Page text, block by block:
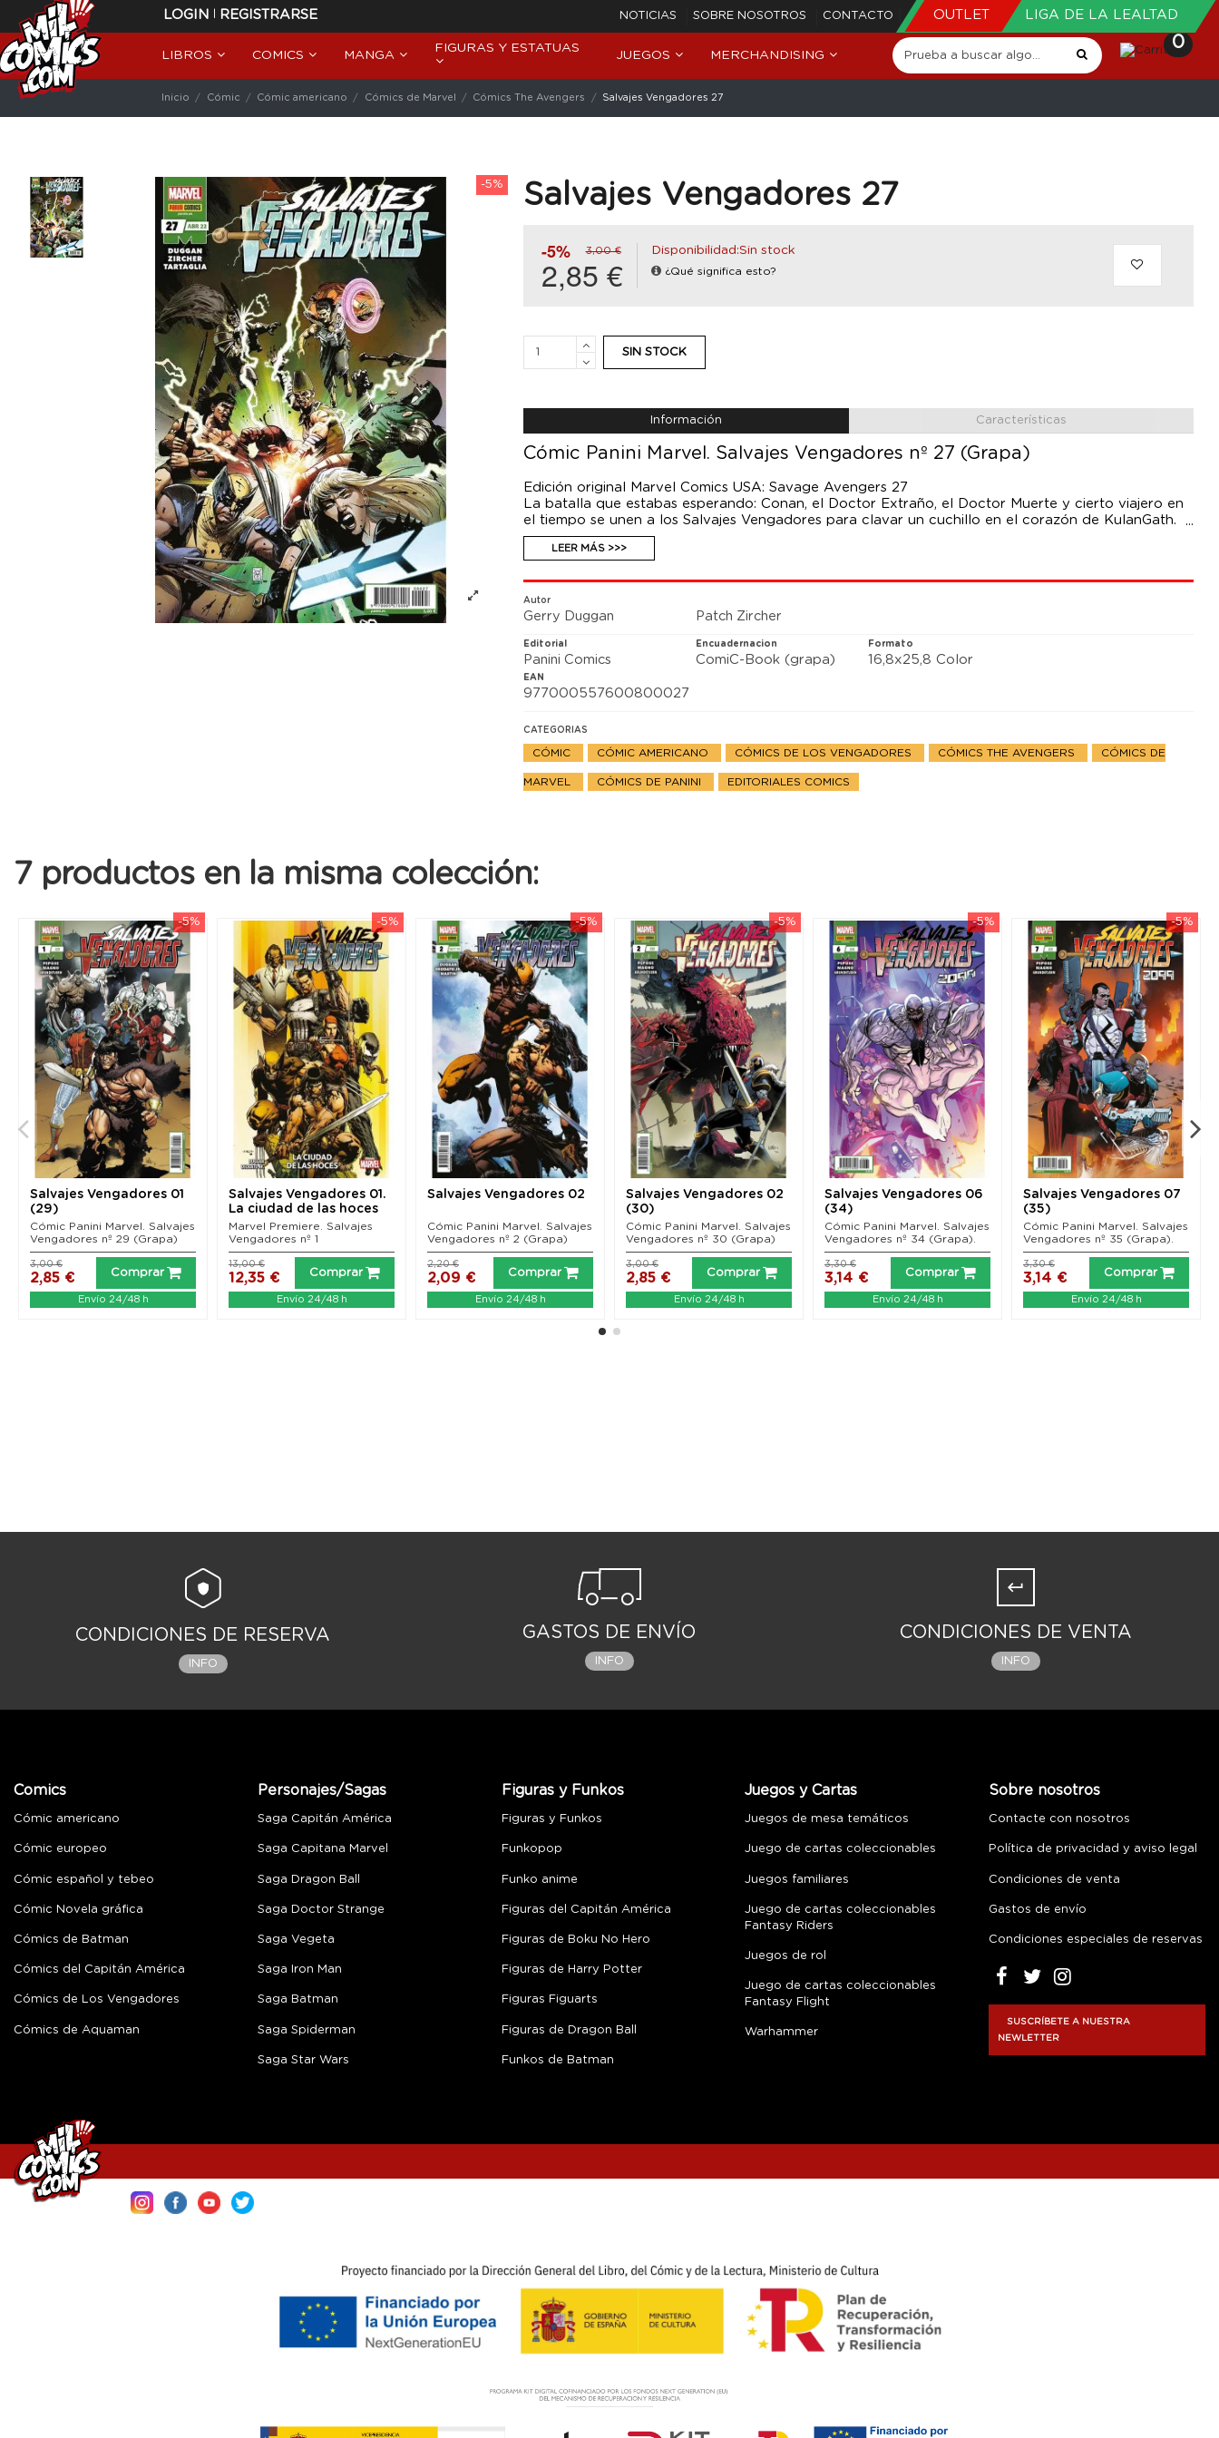
LOGIN | REGISTRARSE NOTICIAS SOBRE NOSOTROS CONTACTO OUTLET LIGA DE LA LEALTAD
LIBROS COMICS MANGA
FIGURAS Y ESTATUAS
JUEGOS MERCHANDISING
0
Inicio Cómic Cómic americano Cómics de Marvel Cómics The Avengers Salvajes Vengadores 27
-5% Salvajes Vengadores 27
-5% 3,00 €
2,85 €
Disponibilidad:Sin stock
¿Qué significa esto?
SIN STOCK
Información Características
Cómic Panini Marvel. Salvajes Vengadores nº 27 (Grapa)
Edición original Marvel Comics USA: Savage Avengers 27
La batalla que estabas esperando: Conan, el Doctor Extraño, el Doctor Muerte y cierto viajero en
el tiempo se unen a los Salvajes Vengadores para clavar un cuchillo en el corazón de KulanGath.
¡No viste venir lo que aquí sucede, porque nosotros tampoco!
LEER MÁS >>>
Autor
Gerry Duggan Patch Zircher
Editorial
Panini Comics
Encuadernacion
ComiC-Book (grapa)
Formato
16,8x25,8 Color
EAN
977000557600800027
CATEGORIAS
CÓMIC CÓMIC AMERICANO CÓMICS DE LOS VENGADORES CÓMICS THE AVENGERS CÓMICS DE
MARVEL CÓMICS DE PANINI EDITORIALES COMICS
7 productos en la misma colección:
-5%
Salvajes Vengadores 01
(29)
Cómic Panini Marvel. Salvajes
Vengadores nº 29 (Grapa)
2,85 €
3,00 €
Comprar
Envío 24/48 h
-5%
Salvajes Vengadores 01.
La ciudad de las hoces
(Marvel Premiere)
Marvel Premiere. Salvajes
Vengadores nº 1
12,35 €
13,00 €
Comprar
Envío 24/48 h
-5%
Salvajes Vengadores 02
Cómic Panini Marvel. Salvajes
Vengadores nº 2 (Grapa)
2,09 €
2,20 €
Comprar
Envío 24/48 h
-5%
Salvajes Vengadores 02
(30)
Cómic Panini Marvel. Salvajes
Vengadores nº 30 (Grapa)
2,85 €
3,00 €
Comprar
Envío 24/48 h
-5%
Salvajes Vengadores 06
(34)
Cómic Panini Marvel. Salvajes
Vengadores nº 34 (Grapa).
3,14 €
3,30 €
Comprar
Envío 24/48 h
-5%
Salvajes Vengadores 07
(35)
Cómic Panini Marvel. Salvajes
Vengadores nº 35 (Grapa).
3,14 €
3,30 €
Comprar
Envío 24/48 h
CONDICIONES DE RESERVA
INFO
GASTOS DE ENVÍO
INFO
CONDICIONES DE VENTA
INFO
Comics
Cómic americano
Cómic europeo
Cómic español y tebeo
Cómic Novela gráfica
Cómics de Batman
Cómics del Capitán América
Cómics de Los Vengadores
Cómics de Aquaman
Personajes/Sagas
Saga Capitán América
Saga Capitana Marvel
Saga Dragon Ball
Saga Doctor Strange
Saga Vegeta
Saga Iron Man
Saga Batman
Saga Spiderman
Saga Star Wars
Figuras y Funkos
Figuras y Funkos
Funkopop
Funko anime
Figuras del Capitán América
Figuras de Boku No Hero
Figuras de Harry Potter
Figuras Figuarts
Figuras de Dragon Ball
Funkos de Batman
Juegos y Cartas
Juegos de mesa temáticos
Juego de cartas coleccionables
Juegos familiares
Juego de cartas coleccionables
Fantasy Riders
Juegos de rol
Juego de cartas coleccionables
Fantasy Flight
Warhammer
Sobre nosotros
Contacte con nosotros
Política de privacidad y aviso legal
Condiciones de venta
Gastos de envío
Condiciones especiales de reservas
SUSCRÍBETE A NUESTRA
NEWLETTER